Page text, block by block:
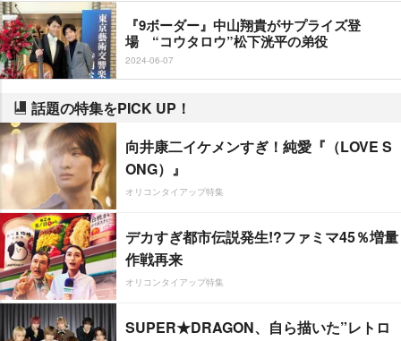
『9ボーダー』中山翔貴がサプライズ登
場 “コウタロウ”松下洸平の弟役
2024-06-07
話題の特集をPICK UP！
向井康二イケメンすぎ！純愛『（LOVE S
ONG）』
オリコンタイアップ特集
デカすぎ都市伝説発生!?ファミマ45％増量
作戦再来
オリコンタイアップ特集
SUPER★DRAGON、自ら描いた”レトロ